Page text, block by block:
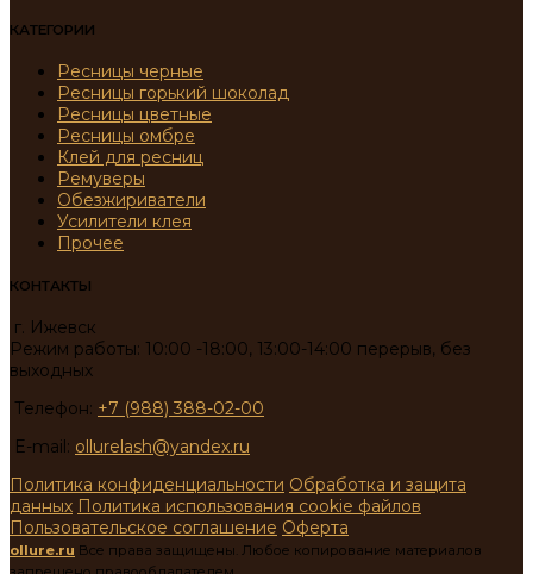
КАТЕГОРИИ
Ресницы черные
Ресницы горький шоколад
Ресницы цветные
Ресницы омбре
Клей для ресниц
Ремуверы
Обезжириватели
Усилители клея
Прочее
КОНТАКТЫ
г. Ижевск
Режим работы: 10:00 -18:00, 13:00-14:00 перерыв, без
выходных
Телефон: +7 (988) 388-02-00
E-mail: ollurelash@yandex.ru
Политика конфиденциальности Обработка и защита
данных Политика использования cookie файлов
Пользовательское соглашение Оферта
ollure.ru Все права защищены. Любое копирование материалов